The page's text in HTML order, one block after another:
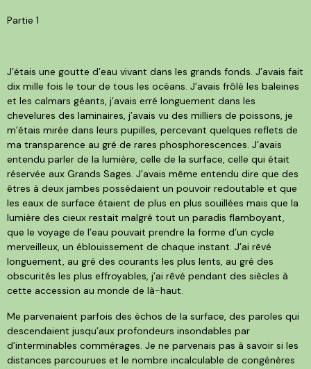
Partie 1
J’étais une goutte d’eau vivant dans les grands fonds. J’avais fait
dix mille fois le tour de tous les océans. J’avais frôlé les baleines
et les calmars géants, j’avais erré longuement dans les
chevelures des laminaires, j’avais vu des milliers de poissons, je
m’étais mirée dans leurs pupilles, percevant quelques reflets de
ma transparence au gré de rares phosphorescences. J’avais
entendu parler de la lumière, celle de la surface, celle qui était
réservée aux Grands Sages. J’avais même entendu dire que des
êtres à deux jambes possédaient un pouvoir redoutable et que
les eaux de surface étaient de plus en plus souillées mais que la
lumière des cieux restait malgré tout un paradis flamboyant,
que le voyage de l’eau pouvait prendre la forme d’un cycle
merveilleux, un éblouissement de chaque instant. J’ai rêvé
longuement, au gré des courants les plus lents, au gré des
obscurités les plus effroyables, j’ai rêvé pendant des siècles à
cette accession au monde de là-haut.
Me parvenaient parfois des échos de la surface, des paroles qui
descendaient jusqu’aux profondeurs insondables par
d’interminables commérages. Je ne parvenais pas à savoir si les
distances parcourues et le nombre incalculable de congénères